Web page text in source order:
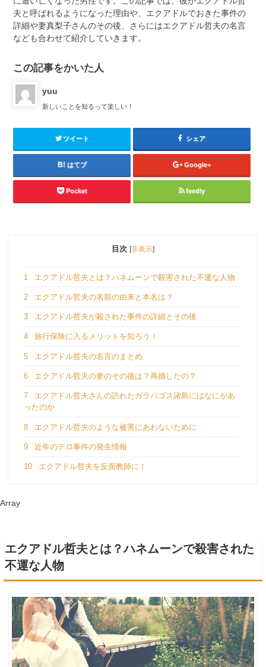
夫と呼ばれるようになった理由や、エクアドルでおきた事件の
詳細や妻真梨子さんのその後、さらにはエクアドル哲夫の名言
なども合わせて紹介していきます。
この記事をかいた人
yuu
新しいことを知るって楽しい！
ツイート シェア
はてブ Google+
Pocket feedly
目次 [非表示]
1 エクアドル哲夫とは？ハネムーンで殺害された不運な人物
2 エクアドル哲夫の名前の由来と本名は？
3 エクアドル哲夫が殺された事件の詳細とその後
4 旅行保険に入るメリットを知ろう！
5 エクアドル哲夫の名言のまとめ
6 エクアドル哲夫の妻のその後は？再婚したの？
7
エクアドル哲夫さんの訪れたガラパゴス諸島にはなにがあ
ったのか
8 エクアドル哲夫のような被害にあわないために
9 近年のテロ事件の発生情報
10 エクアドル哲夫を反面教師に！
Array
エクアドル哲夫とは？ハネムーンで殺害された
不運な人物